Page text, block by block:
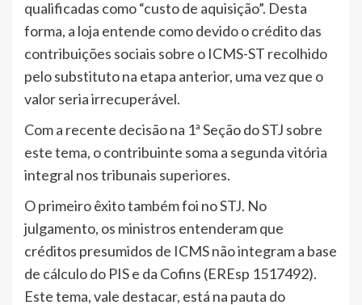
qualificadas como “custo de aquisição”. Desta
forma, a loja entende como devido o crédito das
contribuições sociais sobre o ICMS-ST recolhido
pelo substituto na etapa anterior, uma vez que o
valor seria irrecuperável.
Com a recente decisão na 1ª Seção do STJ sobre
este tema, o contribuinte soma a segunda vitória
integral nos tribunais superiores.
O primeiro êxito também foi no STJ. No
julgamento, os ministros entenderam que
créditos presumidos de ICMS não integram a base
de cálculo do PIS e da Cofins (EREsp 1517492).
Este tema, vale destacar, está na pauta do